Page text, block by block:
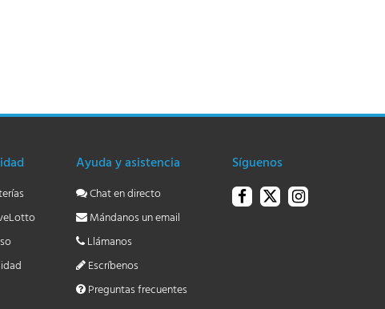
Ayuda y asistencia
Chat en directo
Mándanos un email
Llámanos
Escríbenos
Preguntas frecuentes
Síguenos